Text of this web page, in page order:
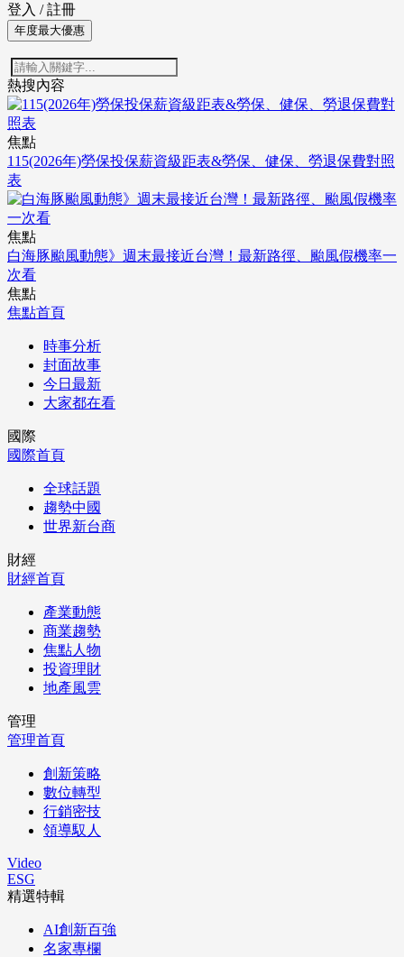
登入 / 註冊
年度最大優惠
熱搜內容
焦點
115(2026年)勞保投保薪資級距表&勞保、健保、勞退保費對照
表
焦點
白海豚颱風動態》週末最接近台灣！最新路徑、颱風假機率一
次看
焦點
焦點首頁
時事分析
封面故事
今日最新
大家都在看
國際
國際首頁
全球話題
趨勢中國
世界新台商
財經
財經首頁
產業動態
商業趨勢
焦點人物
投資理財
地產風雲
管理
管理首頁
創新策略
數位轉型
行銷密技
領導馭人
Video
ESG
精選特輯
AI創新百強
名家專欄